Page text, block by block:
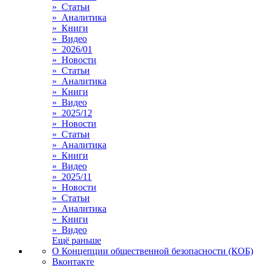
» Статьи
» Аналитика
» Книги
» Видео
» 2026/01
» Новости
» Статьи
» Аналитика
» Книги
» Видео
» 2025/12
» Новости
» Статьи
» Аналитика
» Книги
» Видео
» 2025/11
» Новости
» Статьи
» Аналитика
» Книги
» Видео
Ещё раньше
О Концепции общественной безопасности (КОБ)
Вконтакте